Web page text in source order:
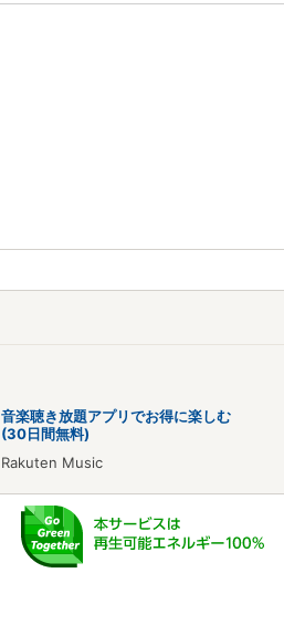
音楽聴き放題アプリでお得に楽しむ
(30日間無料)
Rakuten Music